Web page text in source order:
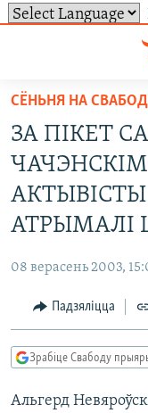
доступу
Перайсьці
да
галоўнага
зьместу
Перайсьці
да
галоўнай
навігацыі
Перайсьці
да
пошуку
ВІДЭА І ФОТА
ЛЮДЗІ
ЭКАНОМІКА
ВАЙНА
БЕЛАРУСЫ НА ВАЙНЕ
КУЛЬТУРА
ТЭСТЫ
БЛОГІ
ПАДКАСТЫ
КНІГІ
АЎДЫЁКНІГІ
МОВА
СУВЯЗЬ
АБЫСЬЦІ
ПАДПІСАЦЦА
ПАДКАСТЫ
FACEBOOK
TWITTER
САЧЫЦЕ ЗА
СЁНЬНЯ НА
ЗА ПІКЕТ
АТРЫМАЛІ
08 верасень 2003,
Падзяліцца
Зрабіце Свабоду
Альгерд